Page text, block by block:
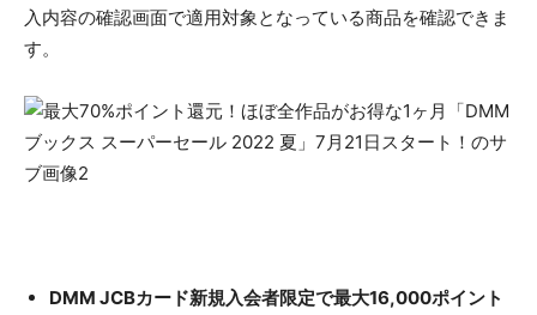
入内容の確認画面で適用対象となっている商品を確認できま
す。
DMM JCBカード新規入会者限定で最大16,000ポイント